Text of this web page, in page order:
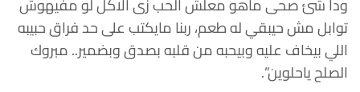
توابل مش حيبقي له طعم، ربنا مايكتب على حد فراق حبيبه
اللي بيخاف عليه وبيحبه من قلبه بصدق وبضمير.. مبروك
الصلح ياحلوين”.